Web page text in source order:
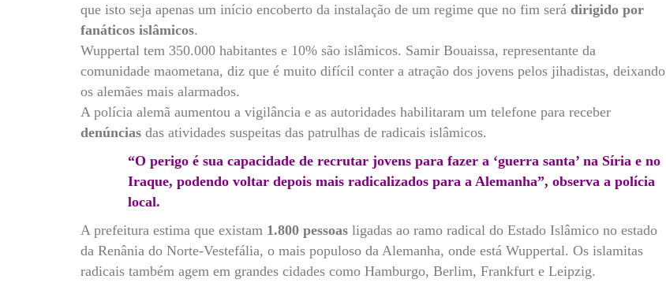
que isto seja apenas um início encoberto da instalação de um regime que no fim será dirigido por
fanáticos islâmicos.
Wuppertal tem 350.000 habitantes e 10% são islâmicos. Samir Bouaissa, representante da
comunidade maometana, diz que é muito difícil conter a atração dos jovens pelos jihadistas, deixando
os alemães mais alarmados.
A polícia alemã aumentou a vigilância e as autoridades habilitaram um telefone para receber
denúncias das atividades suspeitas das patrulhas de radicais islâmicos.
“O perigo é sua capacidade de recrutar jovens para fazer a ‘guerra santa’ na Síria e no
Iraque, podendo voltar depois mais radicalizados para a Alemanha”, observa a polícia
local.
A prefeitura estima que existam 1.800 pessoas ligadas ao ramo radical do Estado Islâmico no estado
da Renânia do Norte-Vestefália, o mais populoso da Alemanha, onde está Wuppertal. Os islamitas
radicais também agem em grandes cidades como Hamburgo, Berlim, Frankfurt e Leipzig.